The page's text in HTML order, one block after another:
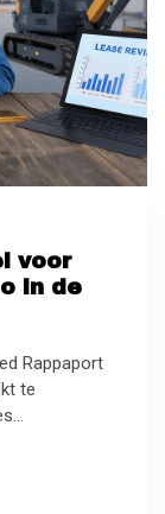
voor
in de
Rappaport
te